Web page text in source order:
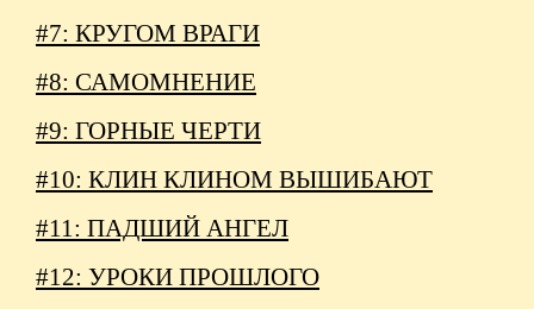
#7: КРУГОМ ВРАГИ
#8: САМОМНЕНИЕ
#9: ГОРНЫЕ ЧЕРТИ
#10: КЛИН КЛИНОМ ВЫШИБАЮТ
#11: ПАДШИЙ АНГЕЛ
#12: УРОКИ ПРОШЛОГО